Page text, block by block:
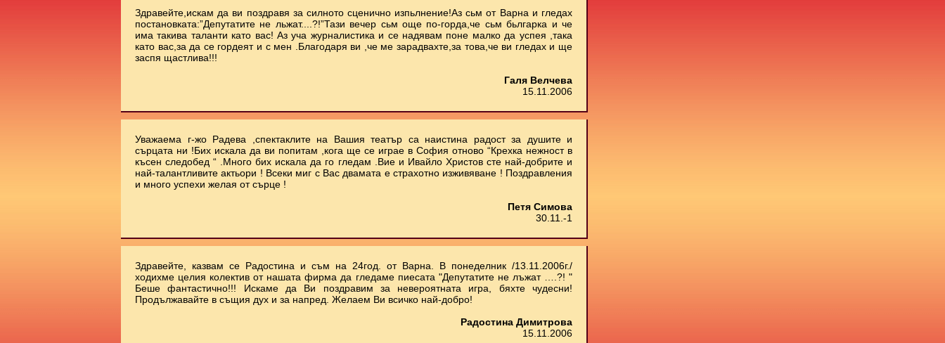
Здравейте,искам да ви поздравя за силното сценично изпьлнение!Аз сьм от Варна и гледах
постановката:”Депутатите не льжат....?!”Тази вечер сьм още по-горда,че сьм бьлгарка и че
има такива таланти като вас! Аз уча журналистика и се надявам поне малко да успея ,така
като вас,за да се гордеят и с мен .Благодаря ви ,че ме зарадвахте,за това,че ви гледах и ще
заспя щастлива!!!
Галя Велчева
15.11.2006
Уважаема г-жо Радева ,спектаклите на Вашия театър са наистина радост за душите и
сърцата ни !Бих искала да ви попитам ,кога ще се играе в София отново “Крехка нежност в
късен следобед “ .Много бих искала да го гледам .Вие и Ивайло Христов сте най-добрите и
най-талантливите актьори ! Всеки миг с Вас двамата е страхотно изживяване ! Поздравления
и много успехи желая от сърце !
Петя Симова
30.11.-1
Здравейте, казвам се Радостина и съм на 24год. от Варна. В понеделник /13.11.2006г./
ходихме целия колектив от нашата фирма да гледаме пиесата "Депутатите не лъжат ….?! "
Беше фантастично!!! Искаме да Ви поздравим за невероятната игра, бяхте чудесни!
Продължавайте в същия дух и за напред. Желаем Ви всичко най-добро!
Радостина Димитрова
15.11.2006